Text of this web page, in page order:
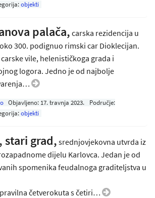
objekti
palača, carska rezidencija u
300. podignuo rimski car Dioklecijan.
vile, helenističkoga grada i
logora. Jedno je od najbolje
Objavljeno: 17. travnja 2023.
Područje:
objekti
stari grad, srednjovjekovna utvrda iz
dijelu Karlovca. Jedan je od
spomenika feudalnoga graditeljstva u
četverokuta s četiri…